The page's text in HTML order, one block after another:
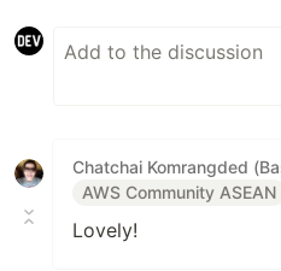
Chatchai Komrangded
AWS Community ASEAN
Lovely!